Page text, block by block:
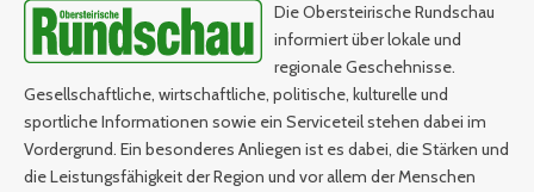
Die Obersteirische Rundschau
informiert über lokale und
regionale Geschehnisse.
Gesellschaftliche, wirtschaftliche, politische, kulturelle und
sportliche Informationen sowie ein Serviceteil stehen dabei im
Vordergrund. Ein besonderes Anliegen ist es dabei, die Stärken und
die Leistungsfähigkeit der Region und vor allem der Menschen